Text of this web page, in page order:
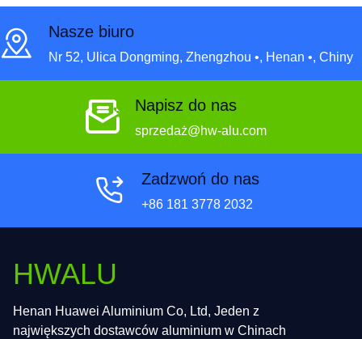
Nasze biuro
Nr 52, Ulica Dongming, Zhengzhou •, Henan •, Chiny
Napisz do nas
sprzedaż@hw-alu.com
Zadzwoń do nas
+86 181 3778 2032
HWALU
Henan Huawei Aluminium Co, Ltd, Jeden z
największych dostawców aluminium w Chinach